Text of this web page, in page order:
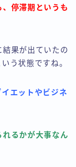
停滞期というも
果が出ていたの
う状態ですね。
エットやビジネ
るかが大事なん